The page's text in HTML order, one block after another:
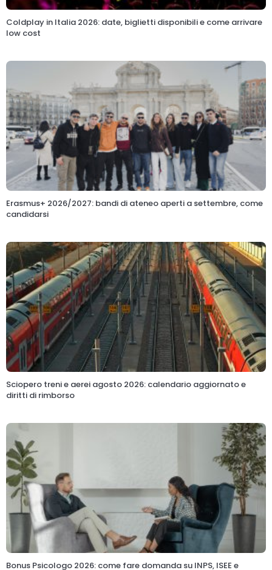
Coldplay in Italia 2026: date, biglietti disponibili e come arrivare
low cost
Erasmus+ 2026/2027: bandi di ateneo aperti a settembre, come
candidarsi
Sciopero treni e aerei agosto 2026: calendario aggiornato e
diritti di rimborso
Bonus Psicologo 2026: come fare domanda su INPS, ISEE e